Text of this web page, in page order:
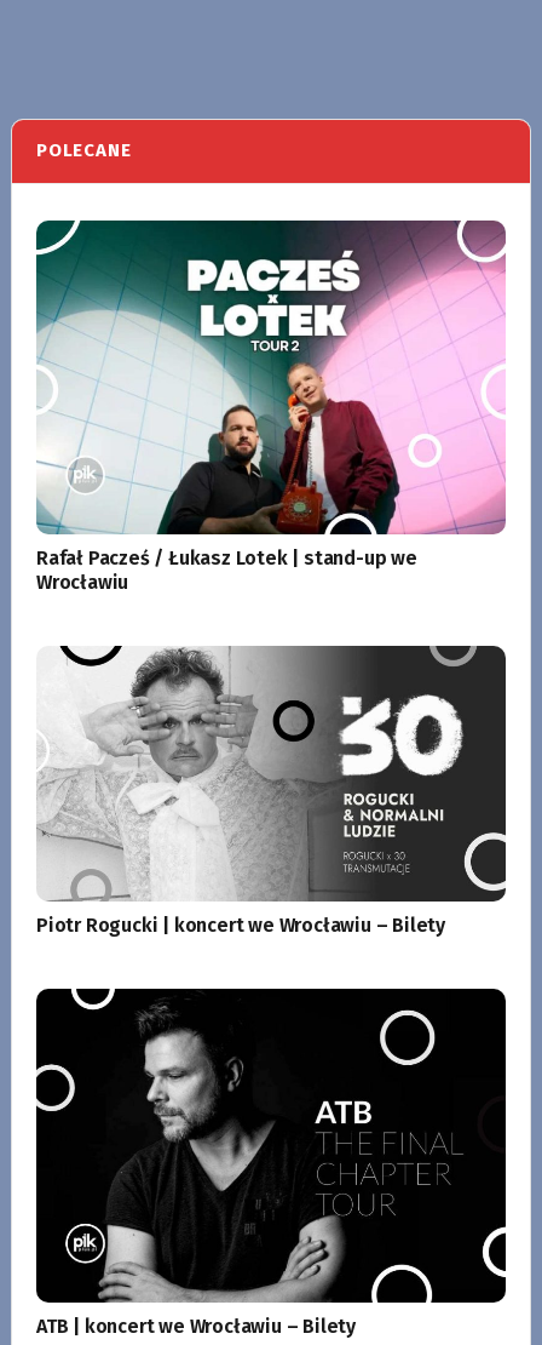
POLECANE
Rafał Pacześ / Łukasz Lotek | stand-up we
Wrocławiu
Piotr Rogucki | koncert we Wrocławiu – Bilety
ATB | koncert we Wrocławiu – Bilety